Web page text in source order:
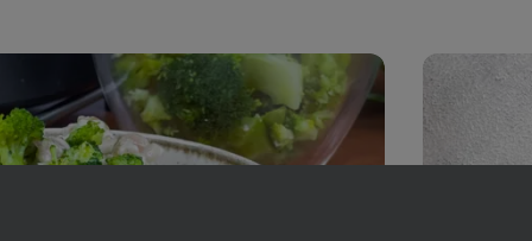
Kuracie
panang
ryžou